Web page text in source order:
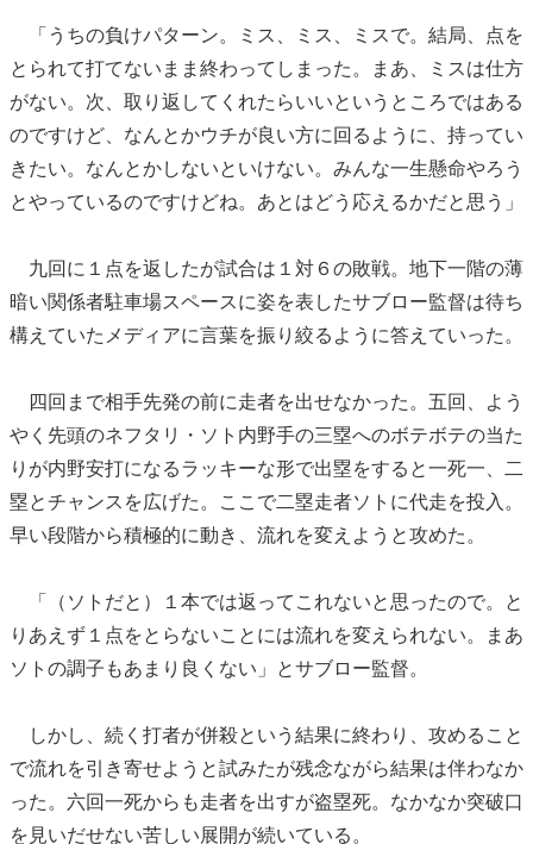
「うちの負けパターン。ミス、ミス、ミスで。結局、点を
とられて打てないまま終わってしまった。まあ、ミスは仕方
がない。次、取り返してくれたらいいというところではある
のですけど、なんとかウチが良い方に回るように、持ってい
きたい。なんとかしないといけない。みんな一生懸命やろう
とやっているのですけどね。あとはどう応えるかだと思う」
九回に１点を返したが試合は１対６の敗戦。地下一階の薄
暗い関係者駐車場スペースに姿を表したサブロー監督は待ち
構えていたメディアに言葉を振り絞るように答えていった。
四回まで相手先発の前に走者を出せなかった。五回、よう
やく先頭のネフタリ・ソト内野手の三塁へのボテボテの当た
りが内野安打になるラッキーな形で出塁をすると一死一、二
塁とチャンスを広げた。ここで二塁走者ソトに代走を投入。
早い段階から積極的に動き、流れを変えようと攻めた。
「（ソトだと）１本では返ってこれないと思ったので。と
りあえず１点をとらないことには流れを変えられない。まあ
ソトの調子もあまり良くない」とサブロー監督。
しかし、続く打者が併殺という結果に終わり、攻めること
で流れを引き寄せようと試みたが残念ながら結果は伴わなか
った。六回一死からも走者を出すが盗塁死。なかなか突破口
を見いだせない苦しい展開が続いている。